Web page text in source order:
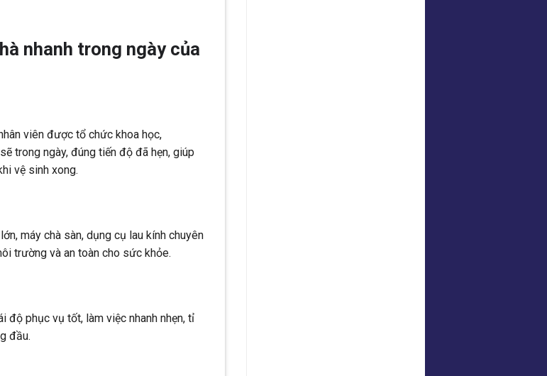
nhanh trong ngày của
viên được tổ chức khoa học,
trong ngày, đúng tiến độ đã hẹn, giúp
vệ sinh xong.
máy chà sàn, dụng cụ lau kính chuyên
trường và an toàn cho sức khỏe.
độ phục vụ tốt, làm việc nhanh nhẹn, tỉ
đầu.